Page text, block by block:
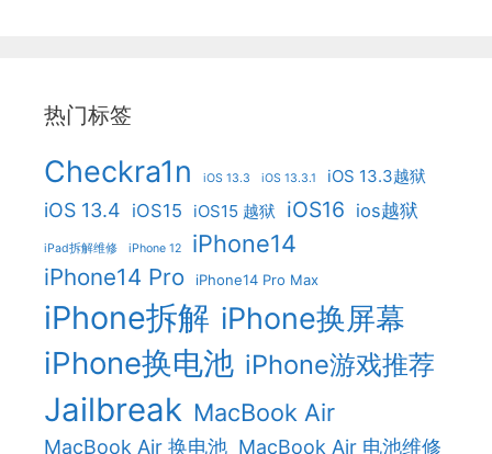
热门标签
Checkra1n iOS 13.3 iOS 13.3.1 iOS 13.3越狱
iOS 13.4 iOS15 iOS15 越狱 iOS16 ios越狱
iPad拆解维修 iPhone 12 iPhone14
iPhone14 Pro iPhone14 Pro Max
iPhone拆解 iPhone换屏幕
iPhone换电池 iPhone游戏推荐
Jailbreak MacBook Air
MacBook Air 换电池 MacBook Air 电池维修